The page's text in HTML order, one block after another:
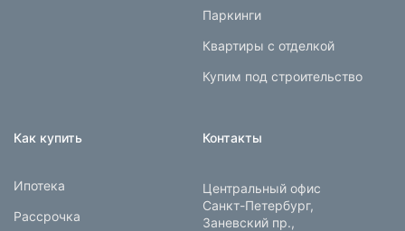
Паркинги
Квартиры с отделкой
Купим под строительство
Как купить
Ипотека
Рассрочка
Контакты
Центральный офис
Санкт-Петербург,
Заневский пр.,